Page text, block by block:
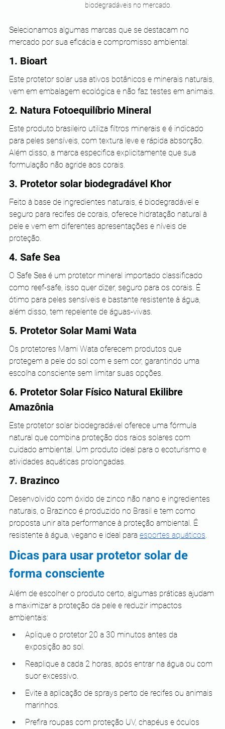
biodegradáveis no mercado.
Selecionamos algumas marcas que se destacam no
mercado por sua eficácia e compromisso ambiental:
1. Bioart
Este protetor solar usa ativos botânicos e minerais naturais,
vem em embalagem ecológica e não faz testes em animais.
2. Natura Fotoequilíbrio Mineral
Este produto brasileiro utiliza filtros minerais e é indicado
para peles sensíveis, com textura leve e rápida absorção.
Além disso, a marca especifica explicitamente que sua
formulação não agride aos corais.
3. Protetor solar biodegradável Khor
Feito à base de ingredientes naturais, é biodegradável e
seguro para recifes de corais, oferece hidratação natural à
pele e vem em diferentes apresentações e níveis de
proteção.
4. Safe Sea
O Safe Sea é um protetor mineral importado classificado
como reef-safe, isso quer dizer, seguro para os corais. É
ótimo para peles sensíveis e bastante resistente à água,
além disso, tem repelente de águas-vivas.
5. Protetor Solar Mami Wata
Os protetores Mami Wata oferecem produtos que
protegem a pele do sol com e sem cor, garantindo uma
escolha consciente sem limitar suas opções.
6. Protetor Solar Físico Natural Ekilibre
Amazônia
Este protetor solar biodegradável oferece uma fórmula
natural que combina proteção dos raios solares com
cuidado ambiental. Um produto ideal para o ecoturismo e
atividades aquáticas prolongadas.
7. Brazinco
Desenvolvido com óxido de zinco não nano e ingredientes
naturais, o Brazinco é produzido no Brasil e tem como
proposta unir alta performance à proteção ambiental. É
resistente à água, vegano e ideal para esportes aquáticos.
Dicas para usar protetor solar de
forma consciente
Além de escolher o produto certo, algumas práticas ajudam
a maximizar a proteção da pele e reduzir impactos
ambientais:
Aplique o protetor 20 a 30 minutos antes da
exposição ao sol.
Reaplique a cada 2 horas, após entrar na água ou com
suor excessivo.
Evite a aplicação de sprays perto de recifes ou animais
marinhos.
Prefira roupas com proteção UV, chapéus e óculos